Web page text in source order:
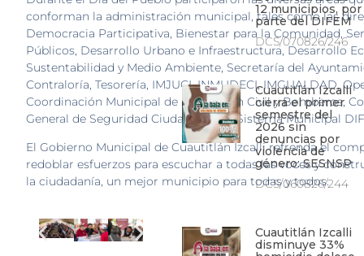
conforman la administración municipal, tales como las
Democracia Participativa, Bienestar para la Comunidad,
Públicos, Desarrollo Urbano e Infraestructura, Desarrollo
Sustentabilidad y Medio Ambiente, Secretaría del
Contraloría, Tesorería, IMJUCI, INMUDECI, IMGUALDAD,
Coordinación Municipal de Protección Civil y Bomberos,
General de Seguridad Ciudadana y el Sistema Municipal
El Gobierno Municipal de Cuautitlán Izcalli refrenda el
redoblar esfuerzos para escuchar a todas las voces y
la ciudadanía, un mejor municipio para todas y todos.
12 municipios, por
parte del DIFEM
DCS/070826/246
Cuautitlán Izcalli
cierra el primer
semestre del
2026 sin
denuncias por
violencia de
género: SESNSP
DCS/060826/244
Cuautitlán Izcalli
disminuye 33%